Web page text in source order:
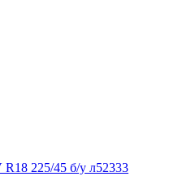
225/45 б/у л52333